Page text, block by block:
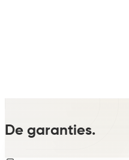
De garanties.